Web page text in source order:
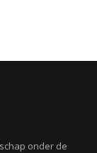
onder de